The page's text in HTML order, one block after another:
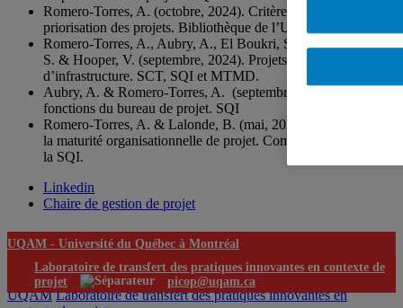
Romero-Torres, A. (octobre, 2024). Critères de sélection et de
priorisation des projets. Bibliothèque de l’UQAM.
Romero-Torres, A., Aubry, A., El Boukri, S., Ben Abdallah,
S. & Hooper, V. (septembre, 2024). Projets majeurs
d’infrastructure. SCT, SQI et MTMD.
Aubry, A. & Romero-Torres, A. (septembre, 2024). Les
fonctions du bureau de projet. SQI
Romero-Torres, A. & Lalonde, B. (mai, 2024) Évaluation de
la maturité organisationnelle de projet. Comité de direction de
la SQI.
Linkedin
Chaire de gestion de projet
UQAM - Université du Québec à Montréal
Laboratoire de transfert des pratiques innovantes en contexte de
projet
picop@uqam.ca
UQAM Laboratoire de transfert des pratiques innovantes en